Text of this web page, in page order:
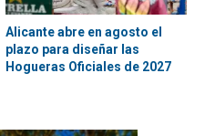
Alicante abre en agosto el
plazo para diseñar las
Hogueras Oficiales de 2027